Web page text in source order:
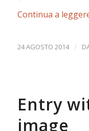
Continua a
24 AGOSTO 2014 /
Entry
image